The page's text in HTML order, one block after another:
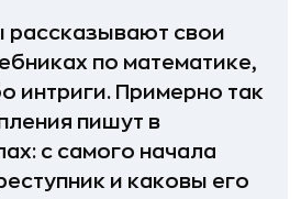
рассказывают свои
по математике,
интриги. Примерно так
пишут в
с самого начала
и каковы его